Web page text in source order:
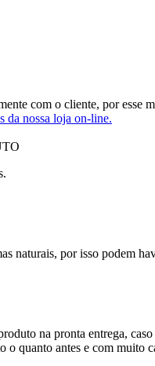
com o cliente, por
da nossa loja on-line.
naturais, por isso podem
na pronta entrega,
o quanto antes e com muito